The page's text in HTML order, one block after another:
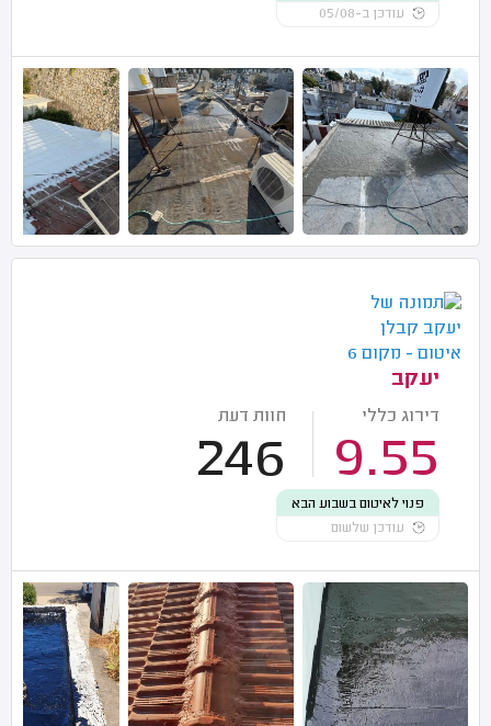
עודכן ב-05/08
יעקב
דירוג כללי
9.55
חוות דעת
246
פנוי לאיטום בשבוע הבא
עודכן שלשום